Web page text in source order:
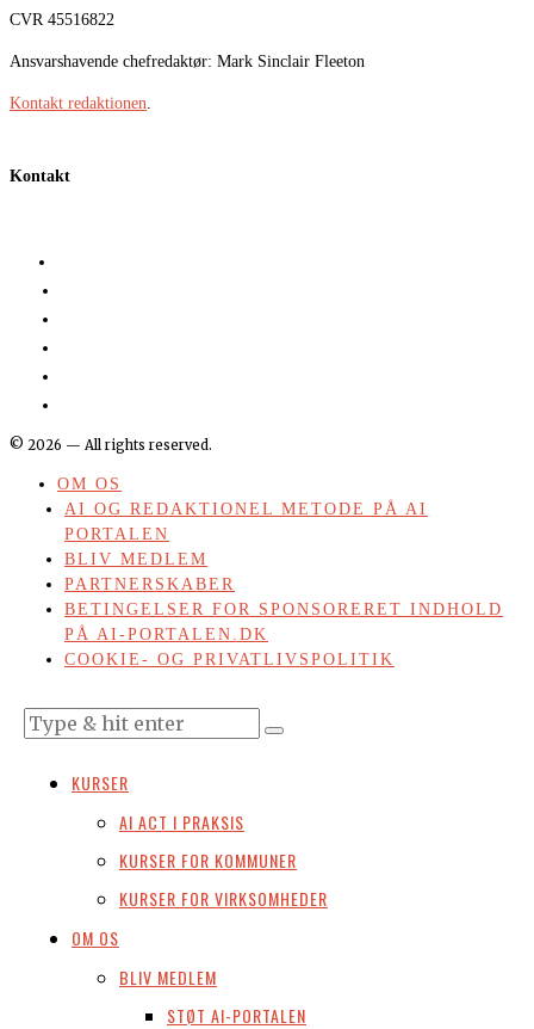
CVR 45516822
Ansvarshavende chefredaktør: Mark Sinclair Fleeton
Kontakt redaktionen
Kontakt
© 2026 — All rights reserved.
OM OS
AI OG REDAKTIONEL METODE PÅ AI
PORTALEN
BLIV MEDLEM
PARTNERSKABER
BETINGELSER FOR SPONSORERET INDHOLD
PÅ AI-PORTALEN.DK
COOKIE- OG PRIVATLIVSPOLITIK
KURSER
AI ACT I PRAKSIS
KURSER FOR KOMMUNER
KURSER FOR VIRKSOMHEDER
OM OS
BLIV MEDLEM
STØT AI-PORTALEN